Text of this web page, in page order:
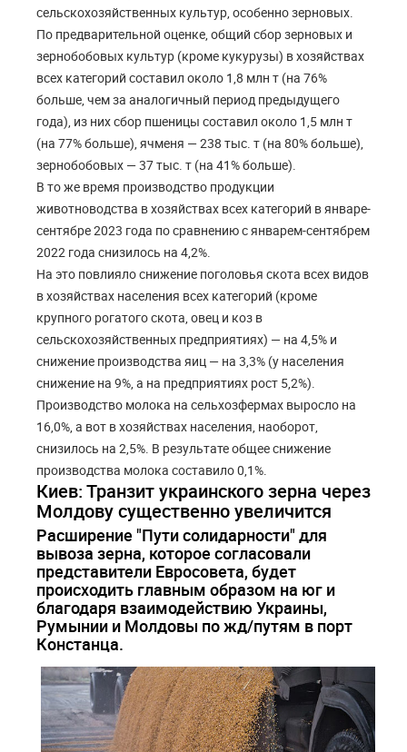
сельскохозяйственных культур, особенно зерновых.
По предварительной оценке, общий сбор зерновых и
зернобобовых культур (кроме кукурузы) в хозяйствах
всех категорий составил около 1,8 млн т (на 76%
больше, чем за аналогичный период предыдущего
года), из них сбор пшеницы составил около 1,5 млн т
(на 77% больше), ячменя — 238 тыс. т (на 80% больше),
зернобобовых — 37 тыс. т (на 41% больше).
В то же время производство продукции
животноводства в хозяйствах всех категорий в январе-
сентябре 2023 года по сравнению с январем-сентябрем
2022 года снизилось на 4,2%.
На это повлияло снижение поголовья скота всех видов
в хозяйствах населения всех категорий (кроме
крупного рогатого скота, овец и коз в
сельскохозяйственных предприятиях) — на 4,5% и
снижение производства яиц — на 3,3% (у населения
снижение на 9%, а на предприятиях рост 5,2%).
Производство молока на сельхозфермах выросло на
16,0%, а вот в хозяйствах населения, наоборот,
снизилось на 2,5%. В результате общее снижение
производства молока составило 0,1%.
Киев: Транзит украинского зерна через
Молдову существенно увеличится
Расширение "Пути солидарности" для
вывоза зерна, которое согласовали
представители Евросовета, будет
происходить главным образом на юг и
благодаря взаимодействию Украины,
Румынии и Молдовы по жд/путям в порт
Констанца.